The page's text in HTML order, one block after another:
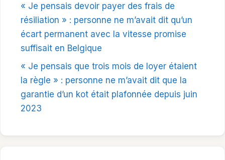
« Je pensais devoir payer des frais de
résiliation » : personne ne m’avait dit qu’un
écart permanent avec la vitesse promise
suffisait en Belgique
« Je pensais que trois mois de loyer étaient
la règle » : personne ne m’avait dit que la
garantie d’un kot était plafonnée depuis juin
2023